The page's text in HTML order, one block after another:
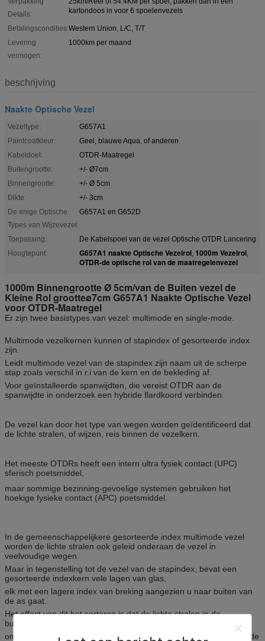
Details:
kartondoos in voor 6 spoelenvezels
Betalingscondities:Western Union, L/C, T/T
Levering
vermogen:
1000km per maand
beschrijving
Naakte Optische Vezel
Vezeltype:
G657A1
Paintcoatkleur:
Geel, blauwe Aqua, of anderen
Kabeldoel:
OTDR-Maatregel
Buitengrootte:
+/- Ø7cm
Binnengrootte:
+/- Ø 5cm
Dikte:
+/- 3cm
De enige Optische
Types van Wijzevezel:
G657A1 en G652D
Toepassing:
De Kabelspoel van de vezel Optische OTDR Lancering
Hoogtepunt:
G657A1 naakte Optische Vezelrol, 1000m Vezelrol,
OTDR-de optische rol van de maatregelenvezel
1000m Binnengrootte Ø 5cm/van de Buiten vezel de
Kleine Rol grootteø7cm G657A1 Naakte Optische Vezel
voor OTDR-Maatregel
Er zijn twee basistypes van vezel: multimode en single-mode.
Multimode vezelkernen kunnen of stapindex of gesorteerde index
zijn.
Leidt multimode vezel van de stapindex zijn naam uit de scherpe
stap zoals verschil in r.i van de kern en de bekleding af.
Voor geïnstalleerde spanwijdten, die vereist OTDR aan de
spanwijdte in onderzoek een hybride flardkoord verbinden.
De vezel kan door het type van wegen worden geïdentificeerd dat
de lichte stralen, of wijzen, reis binnen de vezelkern.
Het meeste OTDRs heeft een intern ultra fysiek contact (UPC)
sferisch poetsmiddel,
maar sommige bezinning-gevoelige systemen gebruiken het
hoekige fysieke contact (APC) poetsmiddel.
In de gemeenschappelijkere gesorteerde index multimode vezel
worden de lichte stralen ook geleid onderaan de vezel in
veelvoudige wegen.
Maar in tegenstelling tot de vezel van de stapindex, bevat een
gesorteerde indexkern vele lagen van glas,
elk met een lagere index van breking aangezien u naar buiten van
de as gaat.
Het effect van dit het sorteren is dat de lichte stralen in de
buitenlagen worden versneld,
om die stralen aan te passen die de kortere weg direct onderaan de